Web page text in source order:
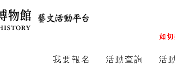
如
我要報名 活動查詢 活